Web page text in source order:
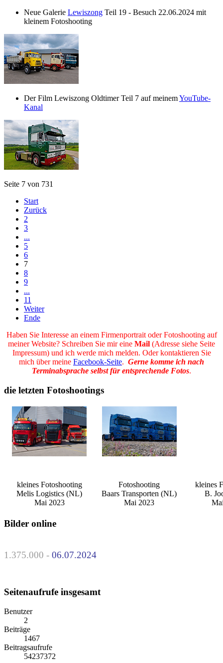
Neue Galerie Lewiszong Teil 19 - Besuch 22.06.2024 mit
kleinem Fotoshooting
Der Film Lewiszong Oldtimer Teil 7 auf meinemYouTube-
Kanal
Seite 7 von 731
Start
Zurück
2
3
...
5
6
7
8
9
...
11
Weiter
Ende
Haben Sie Interesse an einem Firmenportrait oder Fotoshooting auf
meiner Website? Schreiben Sie mir eine Mail (Adresse siehe Seite
Impressum) und ich werde mich melden. Oder kontaktieren Sie
mich über meine Facebook-Seite. Gerne komme ich nach
Terminabsprache selbst für entsprechende Fotos.
die letzten Fotoshootings
kleines Fotoshooting
Melis Logistics (NL)
Mai 2023
Fotoshooting
Baars Transporten (NL)
Mai 2023
kleines
B.
Bilder online
1.375.000 - 06.07.2024
Seitenaufrufe insgesamt
Benutzer
2
Beiträge
1467
Beitragsaufrufe
54237372